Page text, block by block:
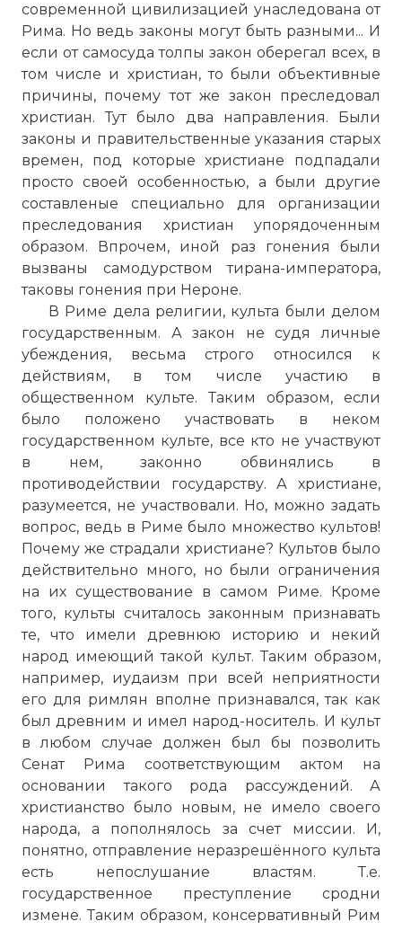
современной цивилизацией унаследована от
Рима. Но ведь законы могут быть разными... И
если от самосуда толпы закон оберегал всех, в
том числе и христиан, то были объективные
причины, почему тот же закон преследовал
христиан. Тут было два направления. Были
законы и правительственные указания старых
времен, под которые христиане подпадали
просто своей особенностью, а были другие
составленые специально для организации
преследования христиан упорядоченным
образом. Впрочем, иной раз гонения были
вызваны самодурством тирана-императора,
таковы гонения при Нероне.
В Риме дела религии, культа были делом
государственным. А закон не судя личные
убеждения, весьма строго относился к
действиям, в том числе участию в
общественном культе. Таким образом, если
было положено участвовать в неком
государственном культе, все кто не участвуют
в нем, законно обвинялись в
противодействии государству. А христиане,
разумеется, не участвовали. Но, можно задать
вопрос, ведь в Риме было множество культов!
Почему же страдали христиане? Культов было
действительно много, но были ограничения
на их существование в самом Риме. Кроме
того, культы считалось законным признавать
те, что имели древнюю историю и некий
народ имеющий такой культ. Таким образом,
например, иудаизм при всей неприятности
его для римлян вполне признавался, так как
был древним и имел народ-носитель. И культ
в любом случае должен был бы позволить
Сенат Рима соответствующим актом на
основании такого рода рассуждений. А
христианство было новым, не имело своего
народа, а пополнялось за счет миссии. И,
понятно, отправление неразрешённого культа
есть непослушание властям. Т.е.
государственное преступление сродни
измене. Таким образом, консервативный Рим
Гонения оказали сильное влияние на
развитие христианства, определив
выбор канонических евангелий, оказав
влияние на богословие и
организационную структуру Церкви.
Среди прочего, гонения сформировали
культ святых и мучеников,
способствовали быстрому
распространению новой религии,
появлению апологетической литературы
Фото статьи: